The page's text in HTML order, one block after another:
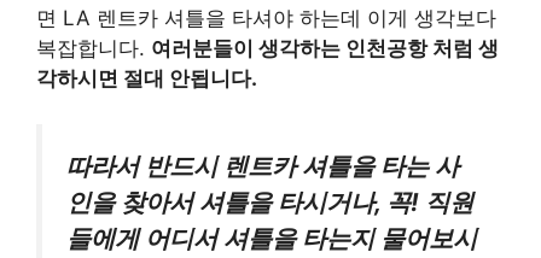
면 LA 렌트카 셔틀을 타셔야 하는데 이게 생각보다
복잡합니다. 여러분들이 생각하는 인천공항 처럼 생
각하시면 절대 안됩니다.
따라서 반드시 렌트카 셔틀을 타는 사
인을 찾아서 셔틀을 타시거나, 꼭! 직원
들에게 어디서 셔틀을 타는지 물어보시